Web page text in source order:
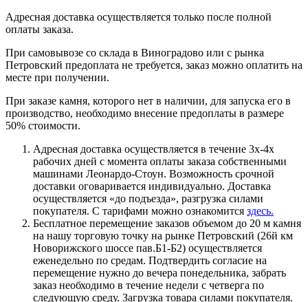
Адресная доставка осуществляется только после полной
оплаты заказа.
При самовывозе со склада в Виноградово или с рынка
Петровский предоплата не требуется, заказ можно оплатить на
месте при получении.
При заказе камня, которого нет в наличии, для запуска его в
производство, необходимо внесение предоплаты в размере
50% стоимости.
Адресная доставка осуществляется в течение 3х-4х
рабочих дней с момента оплаты заказа собственными
машинами Леонардо-Стоун. Возможность срочной
доставки оговаривается индивидуально. Доставка
осуществляется «до подъезда», разгрузка силами
покупателя. С тарифами можно ознакомится здесь.
Бесплатное перемещение заказов объемом до 20 м камня
на нашу торговую точку на рынке Петровский (26й км
Новорижского шоссе пав.Б1-Б2) осуществляется
еженедельно по средам. Подтвердить согласие на
перемещение нужно до вечера понедельника, забрать
заказ необходимо в течение недели с четверга по
следующую среду. Загрузка товара силами покупателя.